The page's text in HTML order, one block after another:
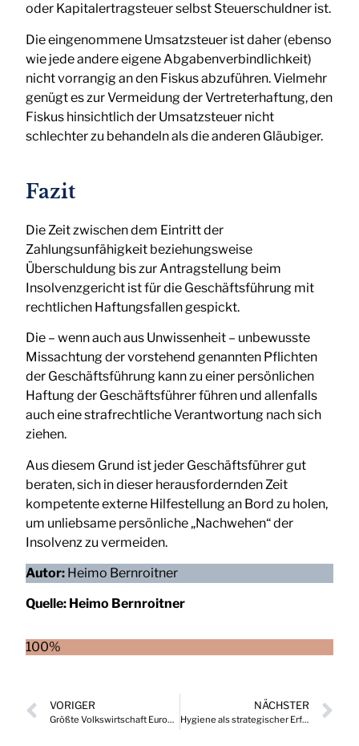
oder Kapitalertragsteuer selbst Steuerschuldner ist.
Die eingenommene Umsatzsteuer ist daher (ebenso
wie jede andere eigene Abgabenverbindlichkeit)
nicht vorrangig an den Fiskus abzuführen. Vielmehr
genügt es zur Vermeidung der Vertreterhaftung, den
Fiskus hinsichtlich der Umsatzsteuer nicht
schlechter zu behandeln als die anderen Gläubiger.
Fazit
Die Zeit zwischen dem Eintritt der
Zahlungsunfähigkeit beziehungsweise
Überschuldung bis zur Antragstellung beim
Insolvenzgericht ist für die Geschäftsführung mit
rechtlichen Haftungsfallen gespickt.
Die – wenn auch aus Unwissenheit – unbewusste
Missachtung der vorstehend genannten Pflichten
der Geschäftsführung kann zu einer persönlichen
Haftung der Geschäftsführer führen und allenfalls
auch eine strafrechtliche Verantwortung nach sich
ziehen.
Aus diesem Grund ist jeder Geschäftsführer gut
beraten, sich in dieser herausfordernden Zeit
kompetente externe Hilfestellung an Bord zu holen,
um unliebsame persönliche „Nachwehen“ der
Insolvenz zu vermeiden.
Autor: Heimo Bernroitner
Quelle: Heimo Bernroitner
100%
VORIGER
Größte Volkswirtschaft Europas zwischen Besorgnis und Optimismus
NÄCHSTER
Hygiene als strategischer Erfolgsfaktor – warum Unternehmen auf Simacek setzen